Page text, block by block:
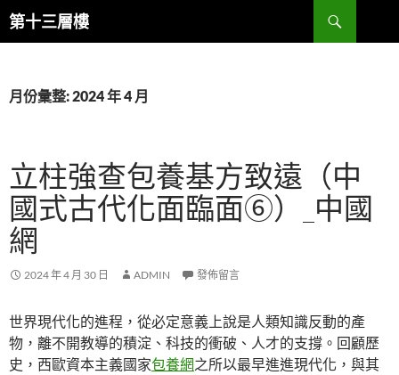
跳
至
內
第十三層樓
搜
尋
月份彙整: 2024 年 4 月
立柱強查包養基方致遠（中
國式古代化面臨面⑥）_中國
網
2024 年 4 月 30 日 ADMIN 發佈留言
世界現代化的進程，從必定意義上說是人類知識反動的產
物，離不開教導的積淀、科技的衝破、人才的支撐。回顧歷
史，西歐資本主義國家包養網之所以最早進進現代化，與其